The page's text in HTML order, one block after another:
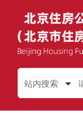
站内搜索